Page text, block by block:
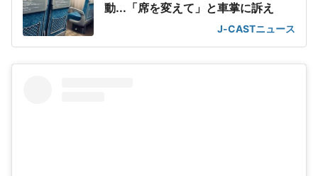
動...「席を変えて」と車掌に訴え
J-CASTニュース